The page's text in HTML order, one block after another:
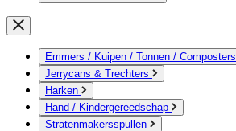
Emmers / Kuipen / Tonnen / Composters
Jerrycans & Trechters
Harken
Hand-/ Kindergereedschap
Stratenmakersspullen